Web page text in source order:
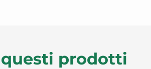
questi prodotti